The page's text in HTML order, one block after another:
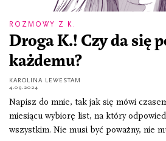
ROZMOWY Z K.
Droga K.! Czy da się
każdemu?
KAROLINA LEWESTAM
4.09.2024
Napisz do mnie, tak jak się mówi
miesiącu wybiorę list, na który
wszystkim. Nie musi być poważny, nie